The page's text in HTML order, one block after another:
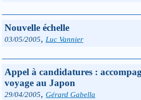
Nouvelle échelle
03/05/2005, Luc Vannier
Appel à candidatures :
voyage au Japon
29/04/2005, Gérard Gabella